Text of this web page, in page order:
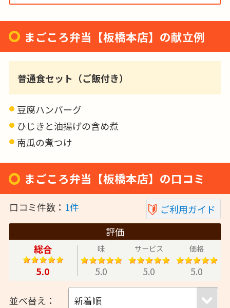
まごころ弁当【板橋本店】の献立例
普通食セット（ご飯付き）
豆腐ハンバーグ
ひじきと油揚げの含め煮
南瓜の煮つけ
まごころ弁当【板橋本店】の口コミ
口コミ件数： 1件
ご利用ガイド
評価
総合
5.0
味
5.0
サービス
5.0
価格
5.0
並べ替え：